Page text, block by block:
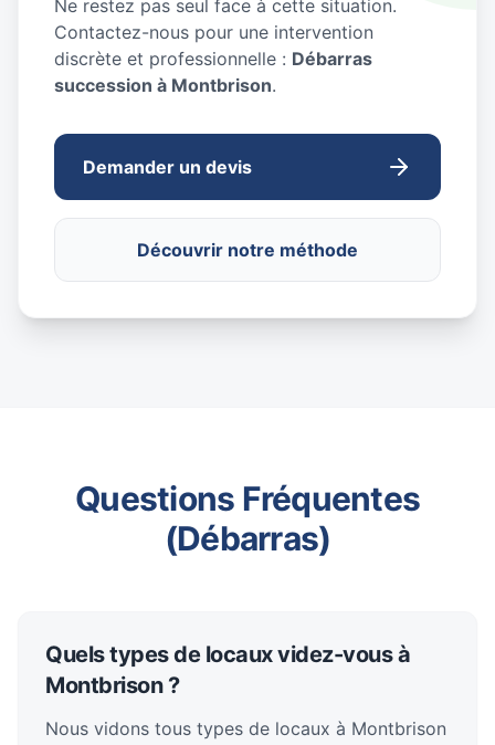
Ne restez pas seul face à cette situation.
Contactez-nous pour une intervention
discrète et professionnelle : Débarras
succession à Montbrison.
Demander un devis
Découvrir notre méthode
Questions Fréquentes
(Débarras)
Quels types de locaux videz-vous à
Montbrison ?
Nous vidons tous types de locaux à Montbrison